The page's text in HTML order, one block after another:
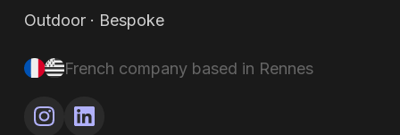
Outdoor · Bespoke
French company based in Rennes